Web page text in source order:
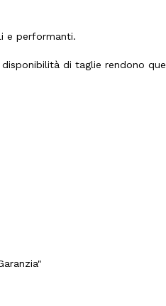
e performanti.
di taglie rendono